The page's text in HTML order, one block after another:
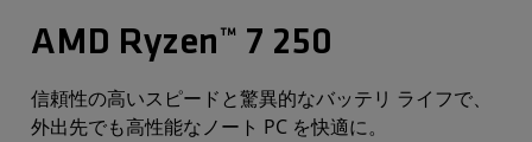
AMD Ryzen™ 7 250
信頼性の高いスピードと驚異的なバッテリ ライフで、
外出先でも高性能なノート PC を快適に。